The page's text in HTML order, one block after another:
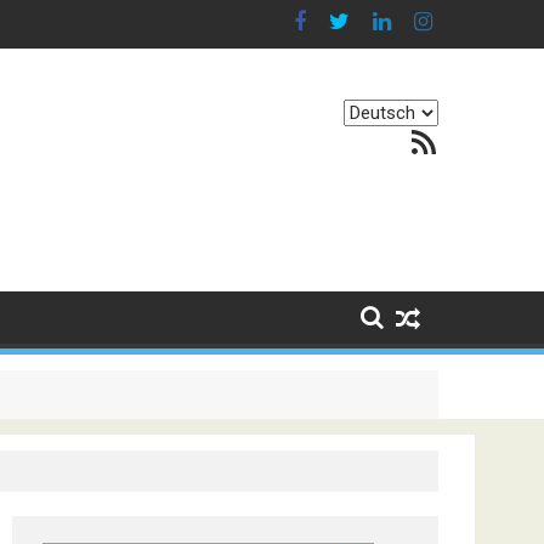
Sprache
auswählenRSS-Feed
besteht darin, Kontinente zu verbinden